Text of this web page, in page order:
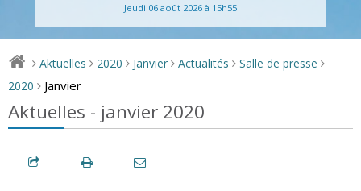
Jeudi 06 août 2026 à 15h55
> Aktuelles > 2020 > Janvier > Actualités > Salle de presse >
2020 > Janvier
Aktuelles - janvier 2020